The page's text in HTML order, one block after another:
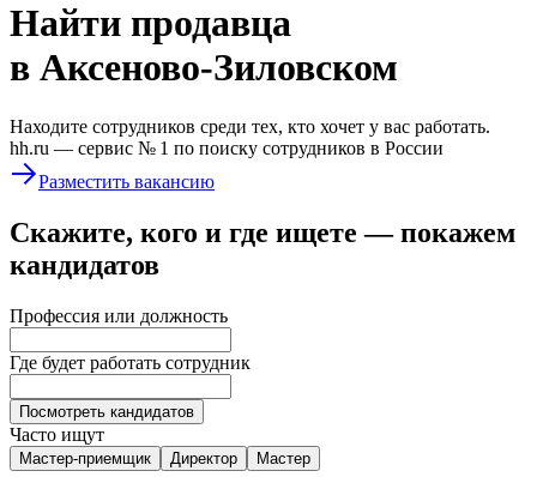
Найти продавца
в Аксеново-Зиловском
Находите сотрудников среди тех, кто хочет у вас работать.
hh.ru — сервис № 1 по поиску сотрудников в России
Разместить вакансию
Скажите, кого и где ищете — покажем
кандидатов
Профессия или должность
Где будет работать сотрудник
Посмотреть кандидатов
Часто ищут
Мастер-приемщик Директор Мастер